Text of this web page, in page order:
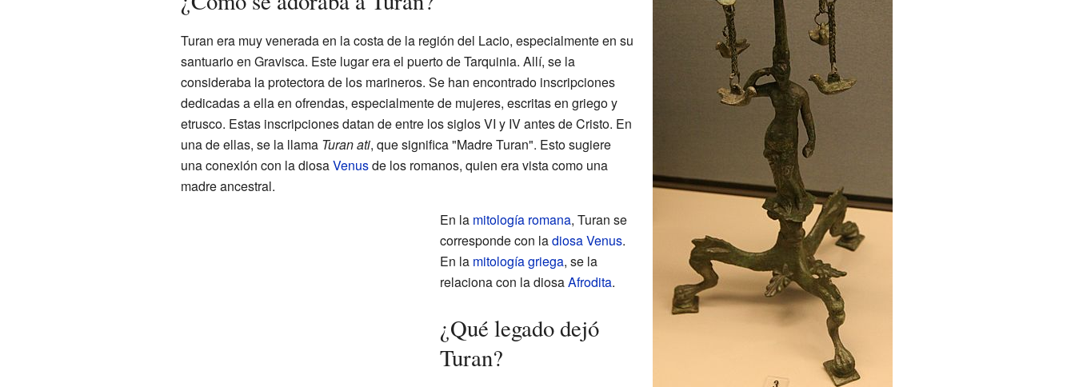
Turan era muy venerada en la costa de la región del Lacio, especialmente en su
santuario en Gravisca. Este lugar era el puerto de Tarquinia. Allí, se la
consideraba la protectora de los marineros. Se han encontrado inscripciones
dedicadas a ella en ofrendas, especialmente de mujeres, escritas en griego y
etrusco. Estas inscripciones datan de entre los siglos VI y IV antes de Cristo. En
una de ellas, se la llama Turan ati, que significa "Madre Turan". Esto sugiere
una conexión con la diosaVenusde los romanos, quien era vista como una
madre ancestral.
En la mitología romana, Turan se
corresponde con ladiosa Venus.
En la mitología griega, se la
relaciona con la diosaAfrodita.
¿Qué legado dejó
Turan?